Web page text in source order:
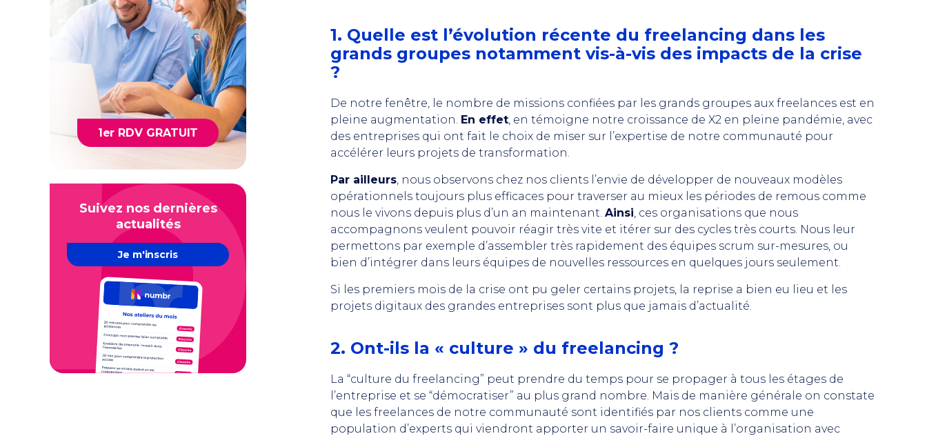
1. Quelle est l’évolution récente du freelancing dans les
grands groupes notamment vis-à-vis des impacts de la crise
?
De notre fenêtre, le nombre de missions confiées par les grands groupes aux freelances est en
pleine augmentation. En effet, en témoigne notre croissance de X2 en pleine pandémie, avec
des entreprises qui ont fait le choix de miser sur l’expertise de notre communauté pour
accélérer leurs projets de transformation.
Par ailleurs, nous observons chez nos clients l’envie de développer de nouveaux modèles
opérationnels toujours plus efficaces pour traverser au mieux les périodes de remous comme
nous le vivons depuis plus d’un an maintenant. Ainsi, ces organisations que nous
accompagnons veulent pouvoir réagir très vite et itérer sur des cycles très courts. Nous leur
permettons par exemple d’assembler très rapidement des équipes scrum sur-mesures, ou
bien d’intégrer dans leurs équipes de nouvelles ressources en quelques jours seulement.
Si les premiers mois de la crise ont pu geler certains projets, la reprise a bien eu lieu et les
projets digitaux des grandes entreprises sont plus que jamais d’actualité.
2. Ont-ils la « culture » du freelancing ?
La “culture du freelancing” peut prendre du temps pour se propager à tous les étages de
l’entreprise et se “démocratiser” au plus grand nombre. Mais de manière générale on constate
que les freelances de notre communauté sont identifiés par nos clients comme une
population d’experts qui viendront apporter un savoir-faire unique à l’organisation avec
1er RDV GRATUIT
Suivez nos dernières
actualités
Je m'inscris